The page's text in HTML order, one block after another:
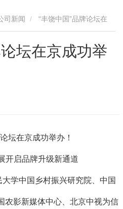
司新闻
坛在京成功举
坛在京成功举办！
开启品牌升级新通道
学中国乡村振兴研究院、中国
农影新媒体中心、北京中视为信